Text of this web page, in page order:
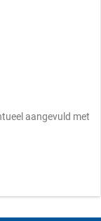
aangevuld met